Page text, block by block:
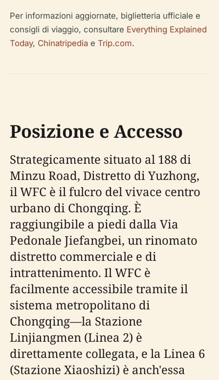
Per informazioni aggiornate, biglietteria ufficiale e
consigli di viaggio, consultare Everything Explained
Today, Chinatripedia e Trip.com.
Posizione e Accesso
Strategicamente situato al 188 di
Minzu Road, Distretto di Yuzhong,
il WFC è il fulcro del vivace centro
urbano di Chongqing. È
raggiungibile a piedi dalla Via
Pedonale Jiefangbei, un rinomato
distretto commerciale e di
intrattenimento. Il WFC è
facilmente accessibile tramite il
sistema metropolitano di
Chongqing—la Stazione
Linjiangmen (Linea 2) è
direttamente collegata, e la Linea 6
(Stazione Xiaoshizi) è anch'essa